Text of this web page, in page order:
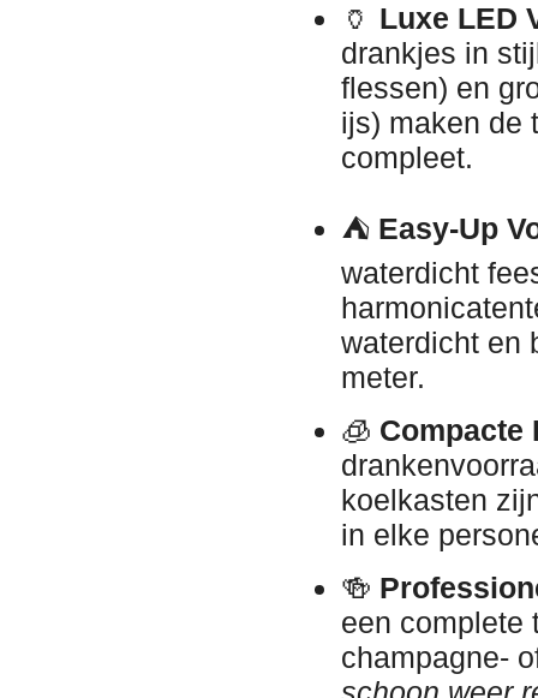
🏺 Luxe LED
drankjes in
flessen) en
ijs) maken de
compleet.
⛺ Easy-Up
waterdicht
waterdicht en
meter.
🧊 Compacte
koelkasten
in elke
🍻
een complete
champagne-